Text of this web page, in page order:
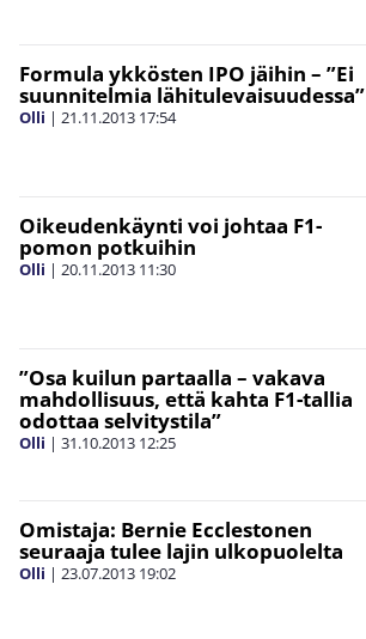
Formula ykkösten IPO jäihin – ”Ei
suunnitelmia lähitulevaisuudessa”
Olli | 21.11.2013 17:54
Oikeudenkäynti voi johtaa F1-
pomon potkuihin
Olli | 20.11.2013 11:30
”Osa kuilun partaalla – vakava
mahdollisuus, että kahta F1-tallia
odottaa selvitystila”
Olli | 31.10.2013 12:25
Omistaja: Bernie Ecclestonen
seuraaja tulee lajin ulkopuolelta
Olli | 23.07.2013 19:02